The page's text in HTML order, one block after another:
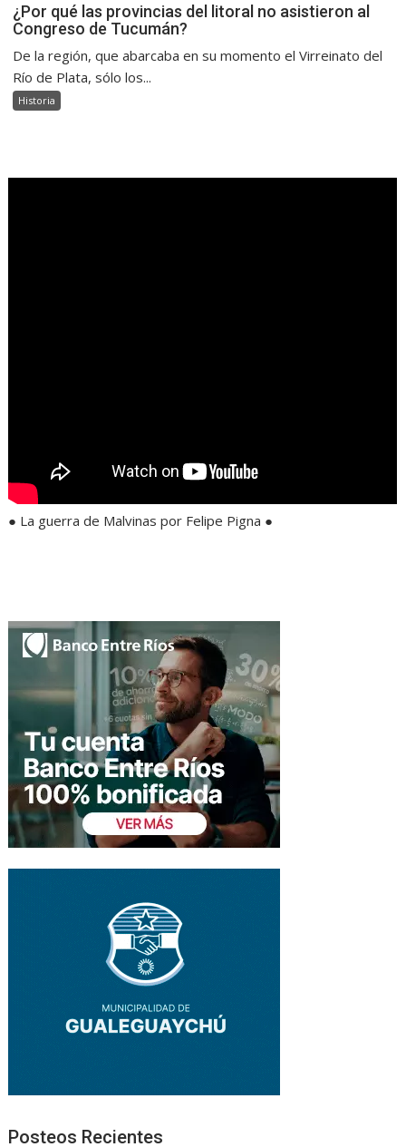
¿Por qué las provincias del litoral no asistieron al
Congreso de Tucumán?
De la región, que abarcaba en su momento el Virreinato del
Río de Plata, sólo los...
Historia
● La guerra de Malvinas por Felipe Pigna ●
Posteos Recientes